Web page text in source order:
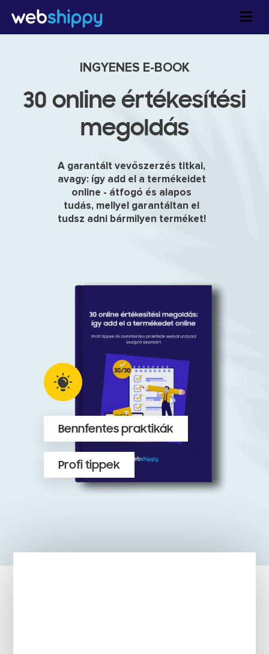
content
INGYENES E-BOOK
30 online értékesítési
megoldás
A garantált vevőszerzés titkai,
avagy: így add el a termékeidet
online - átfogó és alapos
tudás, mellyel garantáltan el
tudsz adni bármilyen terméket!
Bennfentes praktikák
Profi tippek